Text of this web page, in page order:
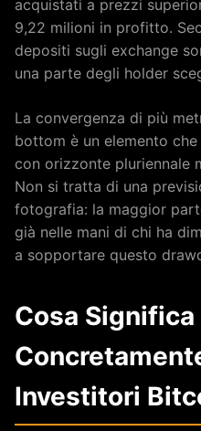
acquistati a prezzi
9,22 milioni in profitto.
depositi sugli exchange
una parte degli holder
La convergenza di più
bottom è un elemento
con orizzonte pluriennale
Non si tratta di una
fotografia: la maggior
già nelle mani di chi ha
a sopportare questo
Cosa Significa
Investitori